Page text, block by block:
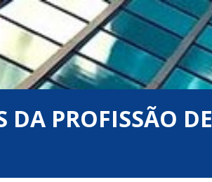
PROFISSÃO DE